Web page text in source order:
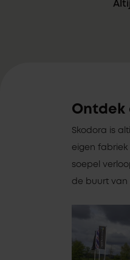
Ontdek
Skodora is
eigen fabriek
soepel
de buurt van